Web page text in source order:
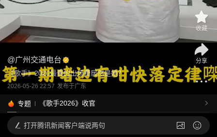
@广州交通电台
《歌手》2026最贵的出场费居然是她？
2026-05-26 22:57 发布于广东
专题 《歌手2026》收官
收藏
分享
打开腾讯新闻客户端说两句